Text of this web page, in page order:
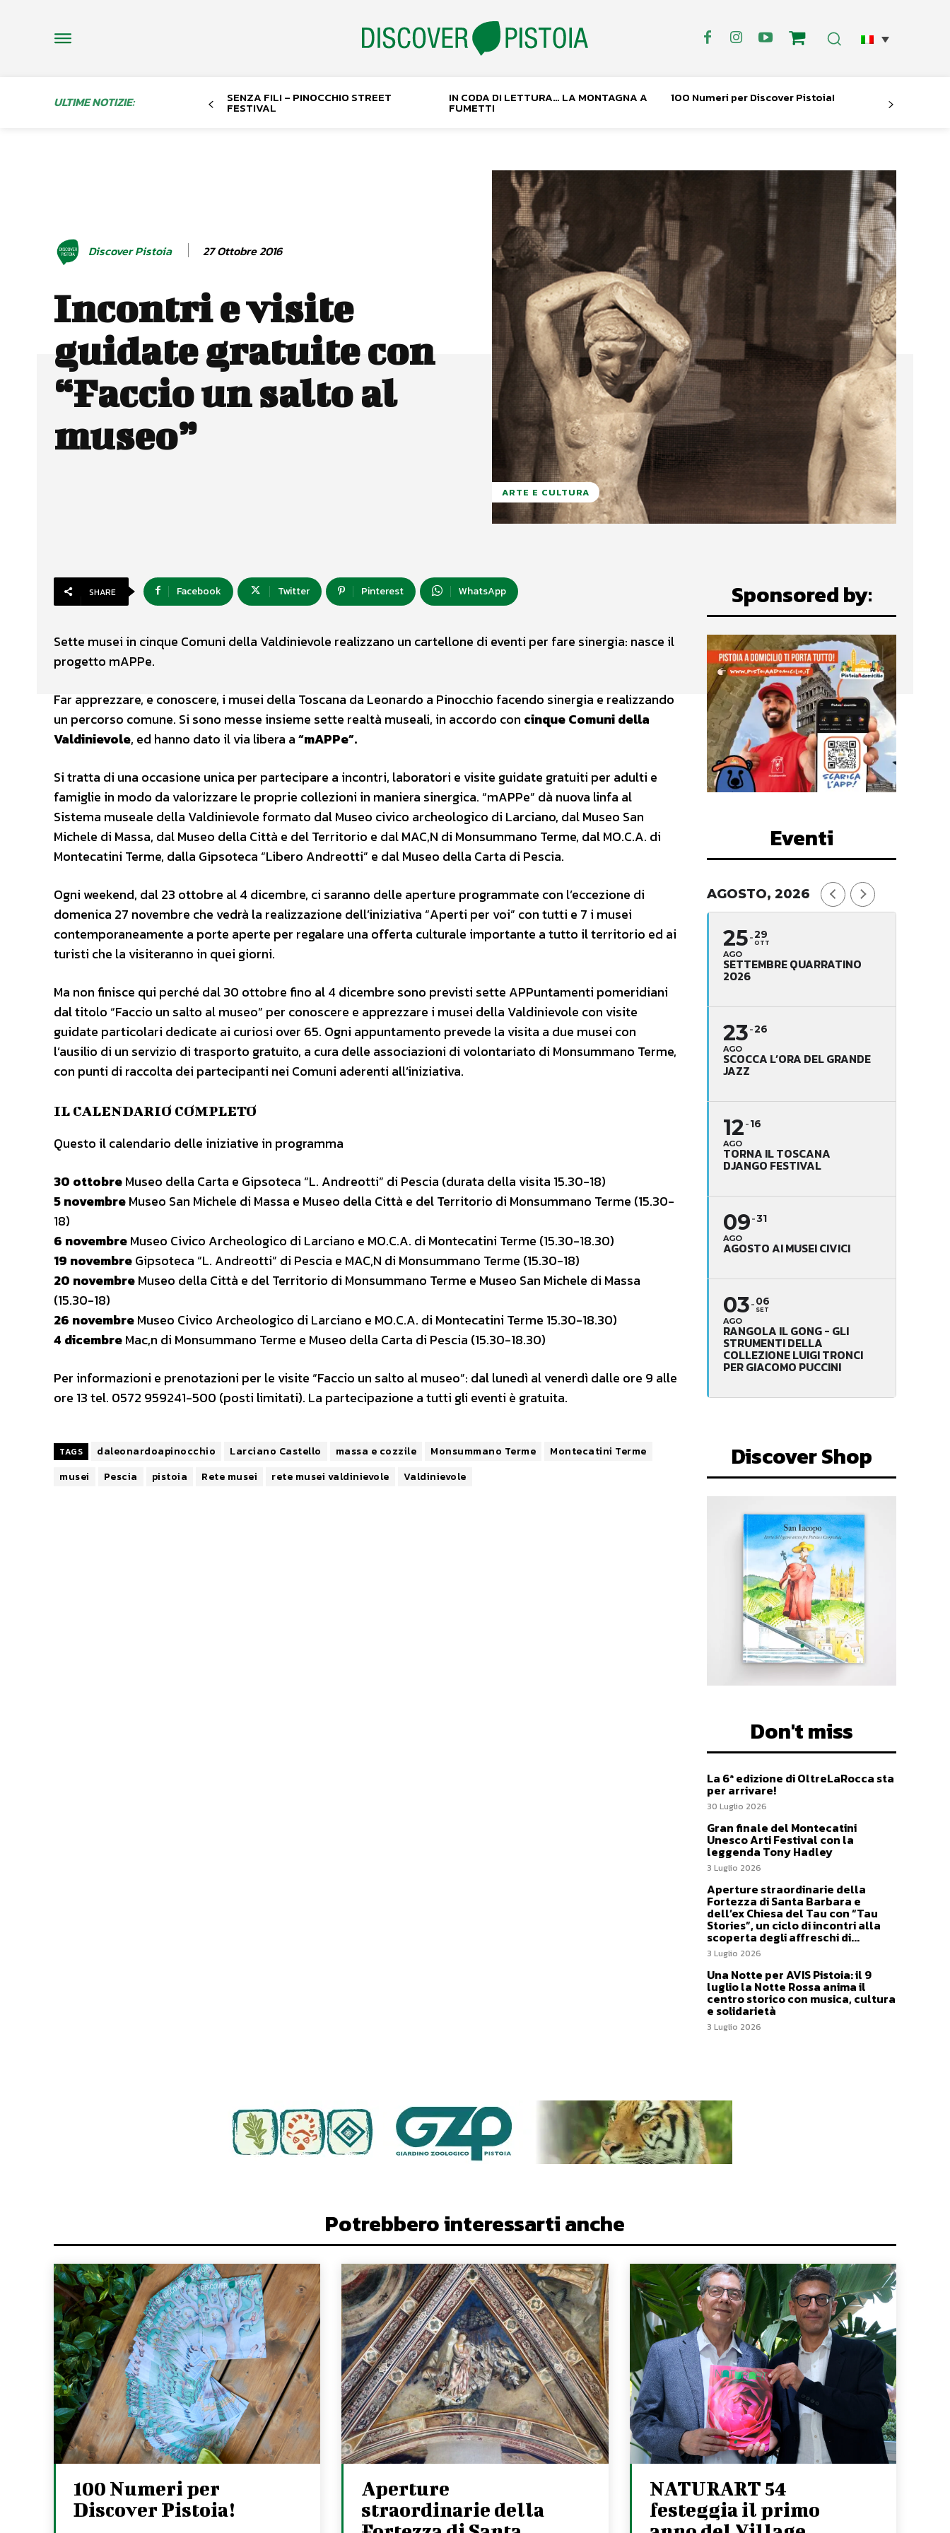
ULTIME NOTIZIE: SENZA FILI – PINOCCHIO STREET
FESTIVAL
IN CODA DI LETTURA… LA MONTAGNA A
FUMETTI
100 Numeri per Discover Pistoia!
Discover Pistoia 27 Ottobre 2016
Incontri e visite
guidate gratuite con
“Faccio un salto al
museo”
ARTE E CULTURA
SHARE Facebook Twitter Pinterest WhatsApp
Sette musei in cinque Comuni della Valdinievole realizzano un cartellone di eventi per fare sinergia: nasce il
progetto mAPPe.
Far apprezzare, e conoscere, i musei della Toscana da Leonardo a Pinocchio facendo sinergia e realizzando
un percorso comune. Si sono messe insieme sette realtà museali, in accordo con cinque Comuni della
Valdinievole, ed hanno dato il via libera a“mAPPe”.
Si tratta di una occasione unica per partecipare a incontri, laboratori e visite guidate gratuiti per adulti e
famiglie in modo da valorizzare le proprie collezioni in maniera sinergica. “mAPPe” dà nuova linfa al
Sistema museale della Valdinievole formato dal Museo civico archeologico di Larciano, dal Museo San
Michele di Massa, dal Museo della Città e del Territorio e dal MAC,N di Monsummano Terme, dal MO.C.A. di
Montecatini Terme, dalla Gipsoteca “Libero Andreotti” e dal Museo della Carta di Pescia.
Ogni weekend, dal 23 ottobre al 4 dicembre, ci saranno delle aperture programmate con l’eccezione di
domenica 27 novembre che vedrà la realizzazione dell’iniziativa “Aperti per voi” con tutti e 7 i musei
contemporaneamente a porte aperte per regalare una offerta culturale importante a tutto il territorio ed ai
turisti che la visiteranno in quei giorni.
Ma non finisce qui perché dal 30 ottobre fino al 4 dicembre sono previsti sette APPuntamenti pomeridiani
dal titolo “Faccio un salto al museo” per conoscere e apprezzare i musei della Valdinievole con visite
guidate particolari dedicate ai curiosi over 65. Ogni appuntamento prevede la visita a due musei con
l’ausilio di un servizio di trasporto gratuito, a cura delle associazioni di volontariato di Monsummano Terme,
con punti di raccolta dei partecipanti nei Comuni aderenti all’iniziativa.
IL CALENDARIO COMPLETO
Questo il calendario delle iniziative in programma
30 ottobreMuseo della Carta e Gipsoteca “L. Andreotti” di Pescia (durata della visita 15.30-18)
5 novembreMuseo San Michele di Massa e Museo della Città e del Territorio di Monsummano Terme (15.30-
18)
6 novembreMuseo Civico Archeologico di Larciano e MO.C.A. di Montecatini Terme (15.30-18.30)
19 novembreGipsoteca “L. Andreotti” di Pescia e MAC,N di Monsummano Terme (15.30-18)
20 novembreMuseo della Città e del Territorio di Monsummano Terme e Museo San Michele di Massa
(15.30-18)
26 novembreMuseo Civico Archeologico di Larciano e MO.C.A. di Montecatini Terme 15.30-18.30)
4 dicembreMac,n di Monsummano Terme e Museo della Carta di Pescia (15.30-18.30)
Per informazioni e prenotazioni per le visite “Faccio un salto al museo”: dal lunedì al venerdì dalle ore 9 alle
ore 13 tel. 0572 959241-500 (posti limitati). La partecipazione a tutti gli eventi è gratuita.
TAGS daleonardoapinocchio Larciano Castello massa e cozzile Monsummano Terme
Montecatini Terme
musei
Pescia pistoia Rete musei rete musei valdinievole Valdinievole
Sponsored by:
Eventi
AGOSTO, 2026
25
AGO
29
OTT
SETTEMBRE QUARRATINO
2026
23
AGO
26
SCOCCA L’ORA DEL GRANDE
JAZZ
12
AGO
16
TORNA IL TOSCANA
DJANGO FESTIVAL
09
AGO
31
AGOSTO AI MUSEI CIVICI
03
AGO
06
SET
RANGOLA IL GONG - GLI
STRUMENTI DELLA
COLLEZIONE LUIGI TRONCI
PER GIACOMO PUCCINI
Discover Shop
Don't miss
La 6ª edizione di OltreLaRocca sta
per arrivare!
30 Luglio 2026
Gran finale del Montecatini
Unesco Arti Festival con la
leggenda Tony Hadley
3 Luglio 2026
Aperture straordinarie della
Fortezza di Santa Barbara e
dell’ex Chiesa del Tau con “Tau
Stories”, un ciclo di incontri alla
scoperta degli affreschi di...
3 Luglio 2026
Una Notte per AVIS Pistoia: il 9
luglio la Notte Rossa anima il
centro storico con musica, cultura
e solidarietà
3 Luglio 2026
Potrebbero interessarti anche
100 Numeri per
Discover Pistoia!
Aperture
straordinarie della
NATURART 54
festeggia il primo